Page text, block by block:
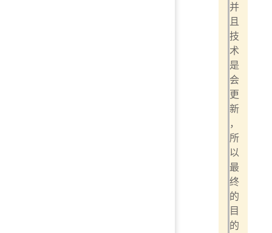
并
且
技
术
是
会
更
新
，
所
以
最
终
的
目
的